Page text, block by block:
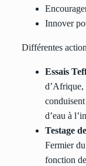
Innover
Différentes
Essais
d’Afrique,
d’eau à
Testage
Fermier
fonction